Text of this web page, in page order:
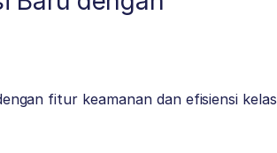
fitur keamanan dan efisiensi kelas